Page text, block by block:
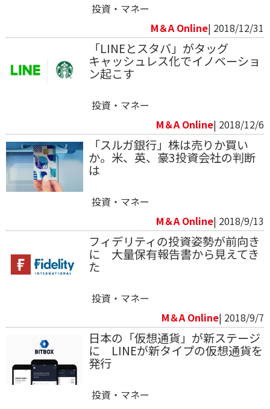
投資・マネー
M＆A Online| 2018/12/31
「LINEとスタバ」がタッグ
キャッシュレス化でイノベーショ
ン起こす
投資・マネー
M＆A Online| 2018/12/6
「スルガ銀行」株は売りか買い
か。米、英、豪3投資会社の判断
は
投資・マネー
M＆A Online| 2018/9/13
フィデリティの投資姿勢が前向き
に 大量保有報告書から見えてき
た
投資・マネー
M＆A Online| 2018/9/7
日本の「仮想通貨」が新ステージ
に LINEが新タイプの仮想通貨を
発行
投資・マネー